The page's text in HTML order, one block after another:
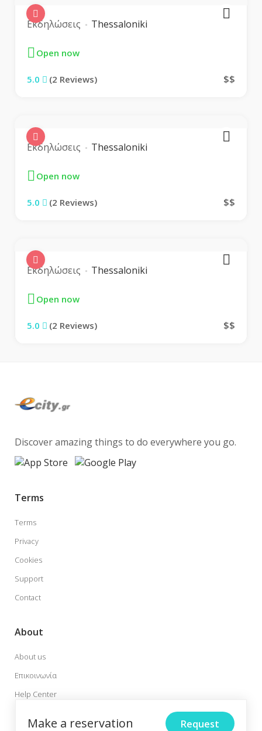
Make a reservation Request
Εκδηλώσεις Thessaloniki
Open now
5.0 (2 Reviews) $$
Εκδηλώσεις Thessaloniki
Open now
5.0 (2 Reviews) $$
Εκδηλώσεις Thessaloniki
Open now
5.0 (2 Reviews) $$
Discover amazing things to do everywhere you go.
Terms
Terms
Privacy
Cookies
Support
Contact
About
About us
Επικοινωνία
Help Center